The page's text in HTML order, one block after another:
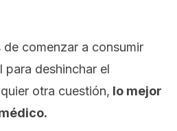
comenzar a consumir
para deshinchar el
otra cuestión, lo mejor